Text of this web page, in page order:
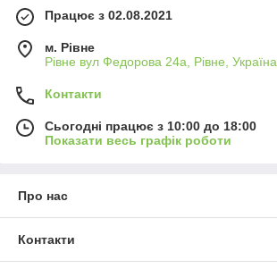
Працює з 02.08.2021
м. Рівне
Рівне вул Федорова 24а, Рівне, Україна
Контакти
Сьогодні працює з 10:00 до 18:00
Показати весь графік роботи
Про нас
Контакти